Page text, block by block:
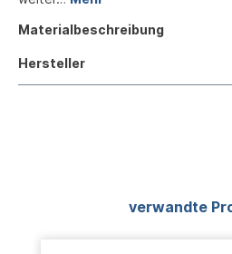
Materialbeschreibung
Hersteller
Produktgalerie überspringen
verwandte